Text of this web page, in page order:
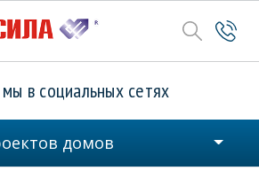
в социальных сетях
домов